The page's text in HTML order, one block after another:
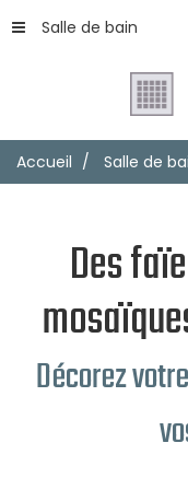
Salle de bain
Accueil Salle de
Des
Décorez